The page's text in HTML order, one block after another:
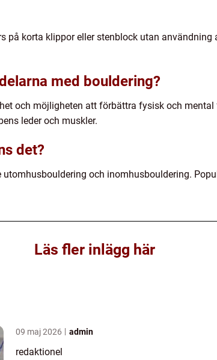
på korta klippor eller stenblock utan användning
med bouldering?
och möjligheten att förbättra fysisk och
leder och muskler.
det?
och inomhusbouldering.
Läs fler inlägg här
09 maj 2026 admin
redaktionel